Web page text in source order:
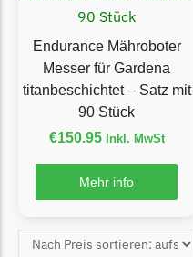
Yardforce
Yardforce Messer
Begrenzungsdraht
Zoef Robot
Zoef Robot Messer
Endurance Mähroboter
Messer für Gardena
titanbeschichtet – Satz mit
90 Stück
€150.95 Inkl. MwSt
Mehr info